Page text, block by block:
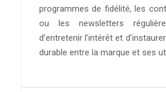
programmes de fidélité, les
ou les newsletters
d’entretenir l’intérêt et
durable entre la marque et ses